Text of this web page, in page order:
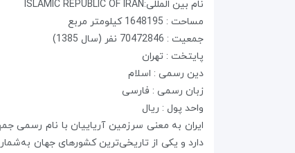
نام بین المللی:ISLAMIC REPUBLIC OF IRAN
مساحت : 1648195 کیلومتر مربع
جمعیت : 70472846 نفر (سال 1385)
پایتخت : تهران
دین رسمی : اسلام
زبان رسمی : فارسی
واحد پول : ریال
ایران به معنی سرزمین آریاییان با نام
دارد و یکی از تاریخی‌ترین کشورهای جهان